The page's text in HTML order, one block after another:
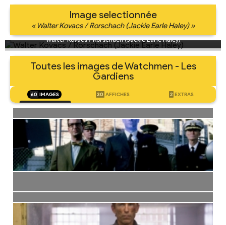
Image selectionnée
« Walter Kovacs / Rorschach (Jackie Earle Haley) »
Walter Kovacs / Rorschach (Jackie Earle Haley)
Toutes les images de Watchmen - Les
Gardiens
60 IMAGES 30 AFFICHES 2 EXTRAS